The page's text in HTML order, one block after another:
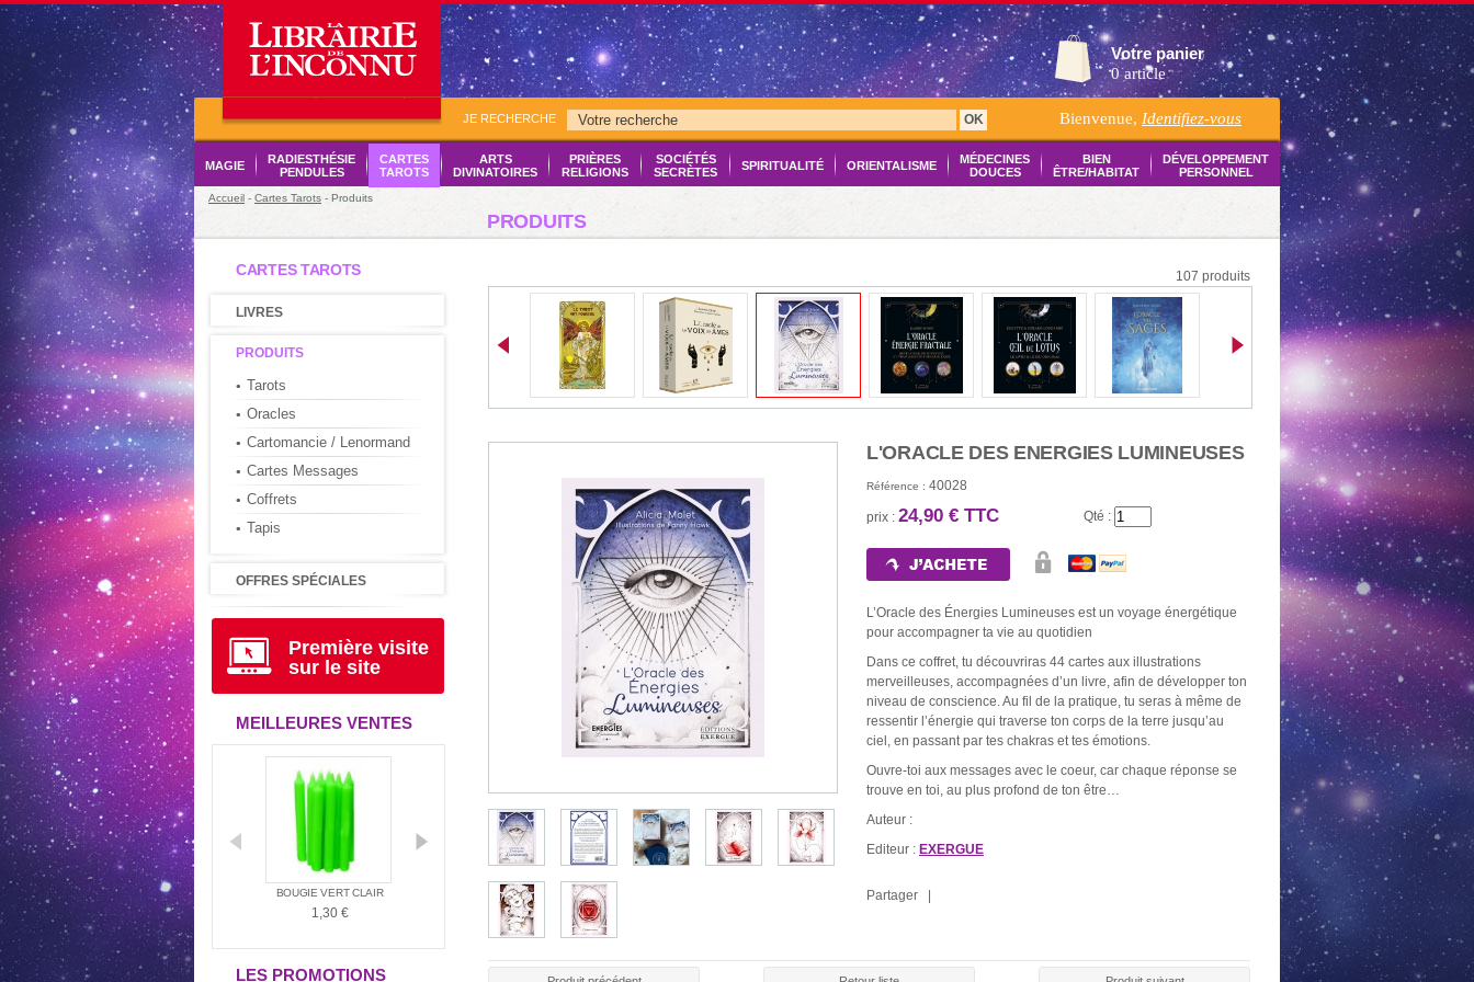
Votre panier
0 article
JE RECHERCHE OK Bienvenue, Identifiez-vous
MAGIE
RADIESTHÉSIE
PENDULES
CARTES
TAROTS
ARTS
DIVINATOIRES
PRIÈRES
RELIGIONS
SOCIÉTÉS
SECRÈTES
SPIRITUALITÉ ORIENTALISME
MÉDECINES
DOUCES
BIEN
ÊTRE/HABITAT
DÉVELOPPEMENT
PERSONNEL
Accueil - Cartes Tarots - Produits
PRODUITS
CARTES TAROTS
LIVRES
PRODUITS
Tarots
Oracles
Cartomancie / Lenormand
Cartes Messages
Coffrets
Tapis
OFFRES SPÉCIALES
Première visite
sur le site
MEILLEURES VENTES
€
LE LIVRE D'URANTIA
34,95 €
BOUGIE VERT CLAIR
1,30 €
BOUGIE ROUGE
1,30 €
LE ROULEAU DE 10
NEUVAINE NOIRE
5,20 €
LES PROMOTIONS
107 produits
L'ORACLE DES ENERGIES LUMINEUSES
Référence : 40028
prix : 24,90 € TTC Qté :
L’Oracle des Énergies Lumineuses est un voyage énergétique
pour accompagner ta vie au quotidien
Dans ce coffret, tu découvriras 44 cartes aux illustrations
merveilleuses, accompagnées d’un livre, afin de développer ton
niveau de conscience. Au fil de la pratique, tu seras à même de
ressentir l’énergie qui traverse ton corps de la terre jusqu’au
ciel, en passant par tes chakras et tes émotions.
Ouvre-toi aux messages avec le coeur, car chaque réponse se
trouve en toi, au plus profond de ton être…
Auteur :
Editeur : EXERGUE
Partager |